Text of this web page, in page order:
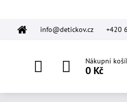
info@detickov.cz +420
Nákupní
0 Kč